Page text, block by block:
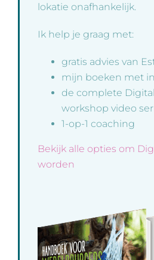
lokatie onafhankelijk.
Ik help je graag met:
gratis advies van
mijn boeken met
de complete
workshop video
1-op-1 coaching
Bekijk alle opties om
worden